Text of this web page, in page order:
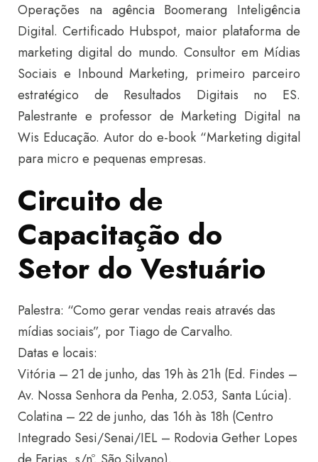
Operações na agência Boomerang Inteligência
Digital. Certificado Hubspot, maior plataforma de
marketing digital do mundo. Consultor em Mídias
Sociais e Inbound Marketing, primeiro parceiro
estratégico de Resultados Digitais no ES.
Palestrante e professor de Marketing Digital na
Wis Educação. Autor do e-book “Marketing digital
para micro e pequenas empresas.
Circuito de
Capacitação do
Setor do Vestuário
Palestra: “Como gerar vendas reais através das
mídias sociais”, por Tiago de Carvalho.
Datas e locais:
Vitória – 21 de junho, das 19h às 21h (Ed. Findes –
Av. Nossa Senhora da Penha, 2.053, Santa Lúcia).
Colatina – 22 de junho, das 16h às 18h (Centro
Integrado Sesi/Senai/IEL – Rodovia Gether Lopes